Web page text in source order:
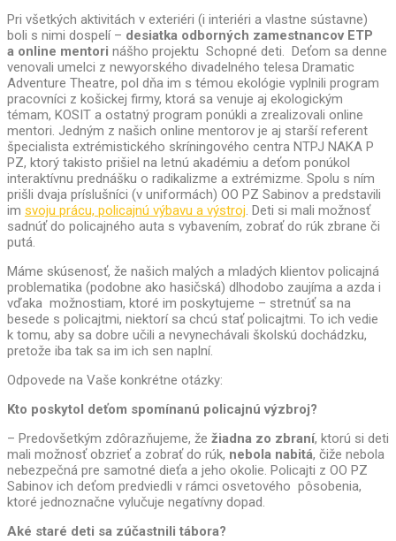
Pri všetkých aktivitách v exteriéri (i interiéri a vlastne sústavne)
boli s nimi dospelí – desiatka odborných zamestnancov ETP
a online mentori nášho projektu Schopné deti. Deťom sa denne
venovali umelci z newyorského divadelného telesa Dramatic
Adventure Theatre, pol dňa im s témou ekológie vyplnili program
pracovníci z košickej firmy, ktorá sa venuje aj ekologickým
témam, KOSIT a ostatný program ponúkli a zrealizovali online
mentori. Jedným z našich online mentorov je aj starší referent
špecialista extrémistického skríningového centra NTPJ NAKA P
PZ, ktorý takisto prišiel na letnú akadémiu a deťom ponúkol
interaktívnu prednášku o radikalizme a extrémizme. Spolu s ním
prišli dvaja príslušníci (v uniformách) OO PZ Sabinov a predstavili
im svoju prácu, policajnú výbavu a výstroj. Deti si mali možnosť
sadnúť do policajného auta s vybavením, zobrať do rúk zbrane či
putá.
Máme skúsenosť, že našich malých a mladých klientov policajná
problematika (podobne ako hasičská) dlhodobo zaujíma a azda i
vďaka možnostiam, ktoré im poskytujeme – stretnúť sa na
besede s policajtmi, niektorí sa chcú stať policajtmi. To ich vedie
k tomu, aby sa dobre učili a nevynechávali školskú dochádzku,
pretože iba tak sa im ich sen naplní.
Odpovede na Vaše konkrétne otázky:
Kto poskytol deťom spomínanú policajnú výzbroj?
– Predovšetkým zdôrazňujeme, že žiadna zo zbraní, ktorú si deti
mali možnosť obzrieť a zobrať do rúk, nebola nabitá, čiže nebola
nebezpečná pre samotné dieťa a jeho okolie. Policajti z OO PZ
Sabinov ich deťom predviedli v rámci osvetového pôsobenia,
ktoré jednoznačne vylučuje negatívny dopad.
Aké staré deti sa zúčastnili tábora?